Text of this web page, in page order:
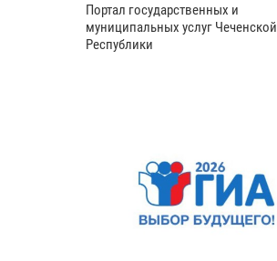
Портал государственных и
муниципальных услуг Чеченской
Республики